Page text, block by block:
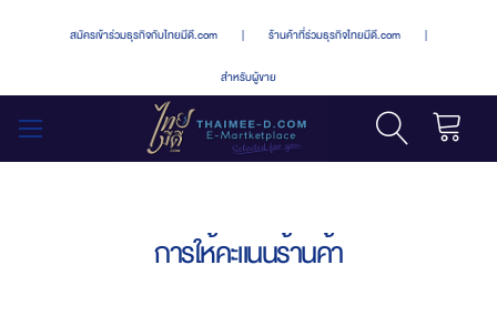
สมัครเข้าร่วมธุรกิจกับไทยมีดี.com | ร้านค้าที่ร่วมธุรกิจไทยมีดี.com |
สำหรับผู้ขาย
การให้คะแนนร้านค้า